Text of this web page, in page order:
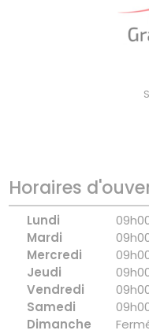
Horaires
Lundi
Mardi
Mercredi
Jeudi
Vendredi
Samedi
Dimanche